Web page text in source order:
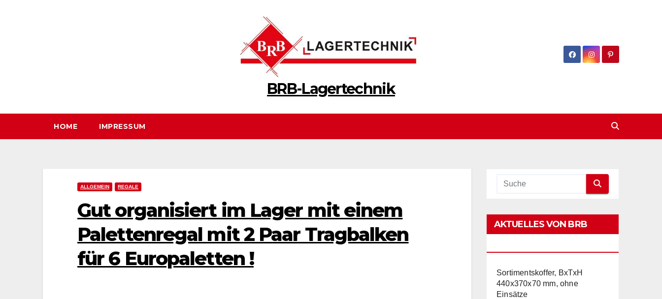
BRB-Lagertechnik
HOME IMPRESSUM
ALLGEMEIN REGALE
Gut organisiert im Lager mit einem
Palettenregal mit 2 Paar Tragbalken
für 6 Europaletten !
AKTUELLES VON BRB
Sortimentskoffer, BxTxH
440x370x70 mm, ohne
Einsätze